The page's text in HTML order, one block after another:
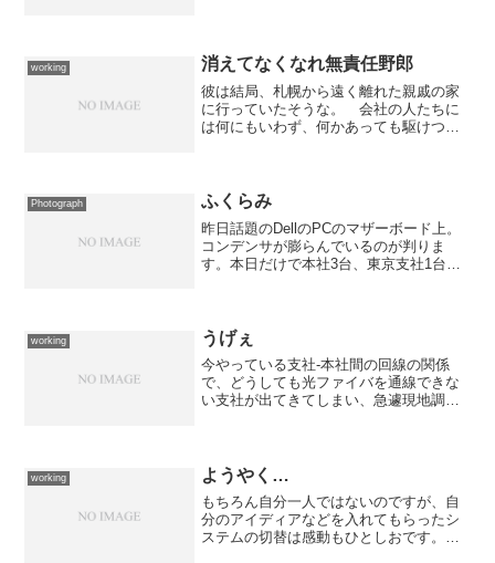
しぶりの肉体労働で張り切っ...
working 消えてなくなれ無責任野郎
彼は結局、札幌から遠く離れた親戚の家
に行っていたそうな。 会社の人たちに
は何にもいわず、何かあっても駆けつけ
用担当のメインであること...
Photograph ふくらみ
昨日話題のDellのPCのマザーボード上。
コンデンサが膨らんでいるのが判りま
す。本日だけで本社3台、東京支社1台の
working うげぇ
今やっている支社-本社間の回線の関係
で、どうしても光ファイバを通線できな
い支社が出てきてしまい、急遽現地調査
い大変な事に... ...
working ようやく…
もちろん自分一人ではないのですが、自
分のアイディアなどを入れてもらったシ
ステムの切替は感動もひとしおです。昨